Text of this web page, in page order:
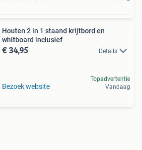
Houten 2 in 1 staand krijtbord en
whitboard inclusief
€ 34,95 Details
Bezoek website
Topadvertentie
Vandaag